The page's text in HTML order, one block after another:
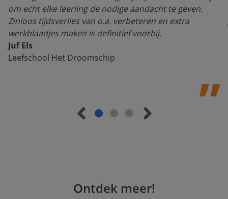
om echt elke leerling de nodige aandacht te geven.
Zinloos tijdsverlies van o.a. verbeteren en extra
werkblaadjes maken is definitief voorbij.
Juf Els
Leefschool Het Droomschip
Ontdek meer!